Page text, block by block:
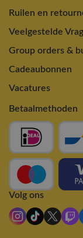
Ruilen en
Veelgestelde
Group orders &
Cadeaubonnen
Vacatures
Betaalmethoden
Volg ons